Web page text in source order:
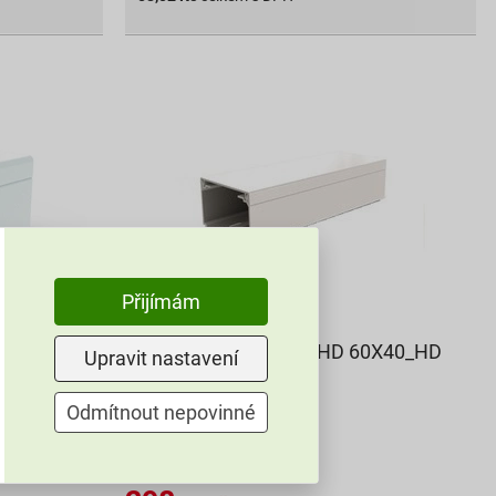
Lišta hranatá Kopos LHD 60X40_HD
149,11Kč
cena za m s DPH
Přijímám
Upravit nastavení
Odmítnout nepovinné